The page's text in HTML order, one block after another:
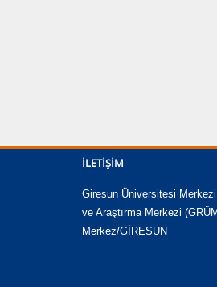
İLETIŞIM
Giresun Üniversitesi
ve Araştırma Merkezi
Merkez/GİRESUN